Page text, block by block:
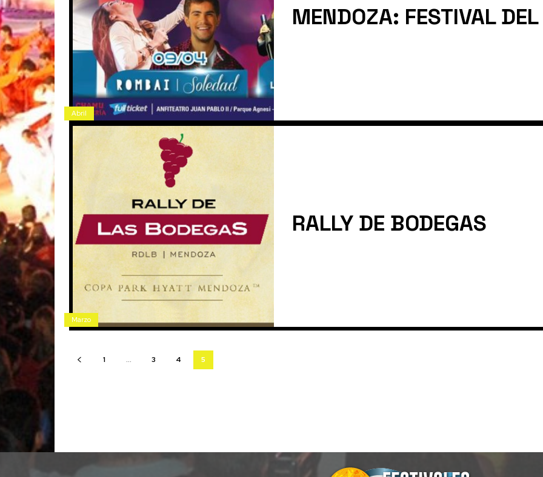
Abril
MENDOZA: FESTIVAL
Marzo
RALLY DE BODEGAS
1 ... 3 4 5